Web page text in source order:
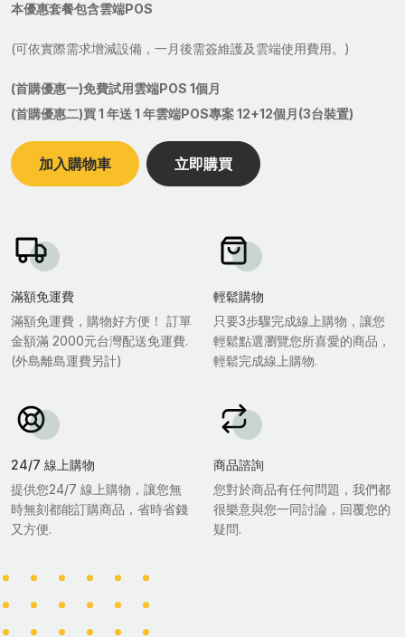
本優惠套餐包含雲端POS
(可依實際需求增減設備，一月後需簽維護及雲端使用費用。)
(首購優惠一)免費試用雲端POS 1個月
(首購優惠二)買 1 年送 1 年雲端POS專案 12+12個月(3台裝置)
加入購物車 立即購買
滿額免運費
滿額免運費，購物好方便！ 訂單
金額滿 2000元台灣配送免運費.
(外島離島運費另計)
輕鬆購物
只要3步驟完成線上購物，讓您
輕鬆點選瀏覽您所喜愛的商品，
輕鬆完成線上購物.
24/7 線上購物
提供您24/7 線上購物，讓您無
時無刻都能訂購商品，省時省錢
又方便.
商品諮詢
您對於商品有任何問題，我們都
很樂意與您一同討論，回覆您的
疑問.